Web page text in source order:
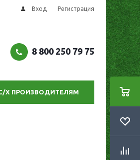
Вход Регистрация
8 800 250 79 75
Х ПРОИЗВОДИТЕЛЯМ